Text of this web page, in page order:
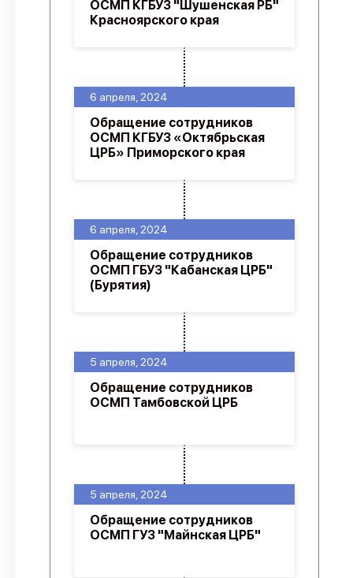
5 апреля, 2024
Обращение сотрудников
ОСМП ГУЗ "Майнская ЦРБ"
5 апреля, 2024
Обращение сотрудников
ОСМП Тамбовской ЦРБ
6 апреля, 2024
Обращение сотрудников
ОСМП ГБУЗ "Кабанская ЦРБ"
(Бурятия)
6 апреля, 2024
Обращение сотрудников
ОСМП КГБУЗ «Октябрьская
ЦРБ» Приморского края
ОСМП КГБУЗ "Шушенская РБ"
Красноярского края